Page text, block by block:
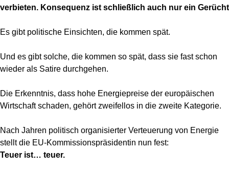
verbieten. Konsequenz ist schließlich auch nur ein Gerücht
Es gibt politische Einsichten, die kommen spät.
Und es gibt solche, die kommen so spät, dass sie fast schon
wieder als Satire durchgehen.
Die Erkenntnis, dass hohe Energiepreise der europäischen
Wirtschaft schaden, gehört zweifellos in die zweite Kategorie.
Nach Jahren politisch organisierter Verteuerung von Energie
stellt die EU-Kommissionspräsidentin nun fest:
Teuer ist… teuer.